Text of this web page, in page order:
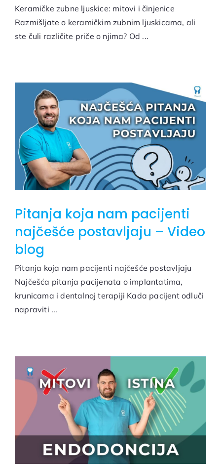
Keramičke zubne ljuskice: mitovi i činjenice
Razmišljate o keramičkim zubnim ljuskicama, ali
ste čuli različite priče o njima? Od ...
Pitanja koja nam pacijenti
najčešće postavljaju – Video
blog
Pitanja koja nam pacijenti najčešće postavljaju
Najčešća pitanja pacijenata o implantatima,
krunicama i dentalnoj terapiji Kada pacijent odluči
napraviti ...